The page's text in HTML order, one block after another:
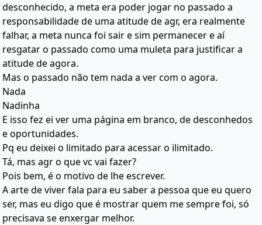
desconhecido, a meta era poder jogar no passado a
responsabilidade de uma atitude de agr, era realmente
falhar, a meta nunca foi sair e sim permanecer e aí
resgatar o passado como uma muleta para justificar a
atitude de agora.
Mas o passado não tem nada a ver com o agora.
Nada
Nadinha
E isso fez ei ver uma página em branco, de desconhedos
e oportunidades.
Pq eu deixei o limitado para acessar o ilimitado.
Tá, mas agr o que vc vai fazer?
Pois bem, é o motivo de lhe escrever.
A arte de viver fala para eu saber a pessoa que eu quero
ser, mas eu digo que é mostrar quem me sempre foi, só
precisava se enxergar melhor.